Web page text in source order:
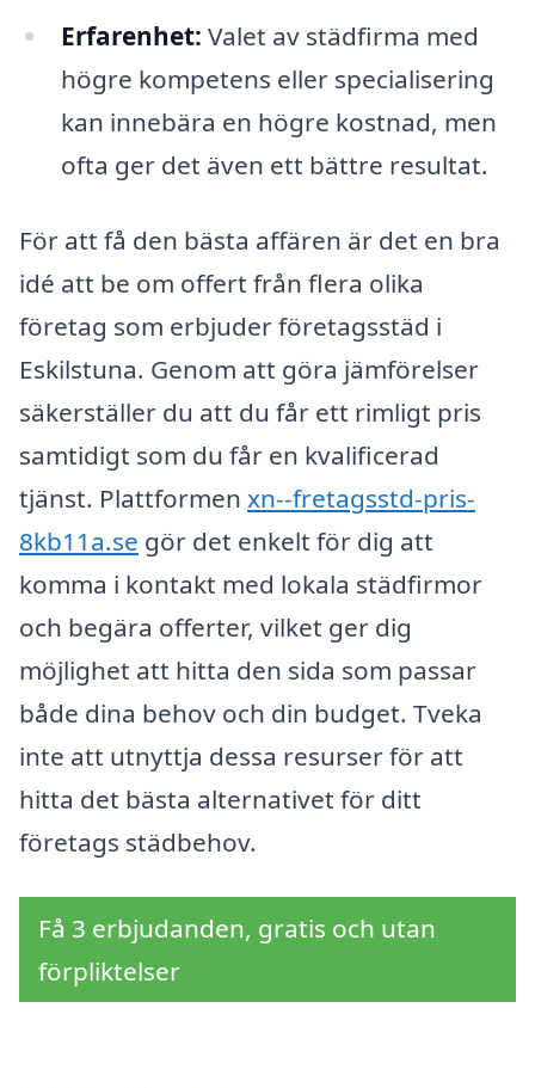
Erfarenhet: Valet av städfirma med
högre kompetens eller specialisering
kan innebära en högre kostnad, men
ofta ger det även ett bättre resultat.
För att få den bästa affären är det en bra
idé att be om offert från flera olika
företag som erbjuder företagsstäd i
Eskilstuna. Genom att göra jämförelser
säkerställer du att du får ett rimligt pris
samtidigt som du får en kvalificerad
tjänst. Plattformen xn--fretagsstd-pris-
8kb11a.se gör det enkelt för dig att
komma i kontakt med lokala städfirmor
och begära offerter, vilket ger dig
möjlighet att hitta den sida som passar
både dina behov och din budget. Tveka
inte att utnyttja dessa resurser för att
hitta det bästa alternativet för ditt
företags städbehov.
Få 3 erbjudanden, gratis och utan
förpliktelser